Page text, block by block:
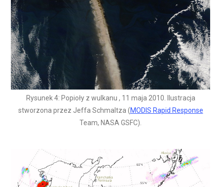
Rysunek 4: Popioły z wulkanu , 11 maja 2010. Ilustracja
stworzona przez Jeffa Schmaltza (MODIS Rapid Response
Team, NASA GSFC).